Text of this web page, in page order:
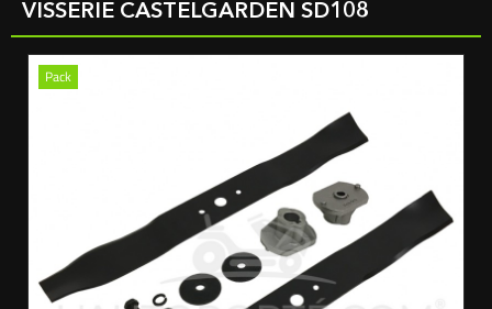
VISSERIE CASTELGARDEN SD108
Pack